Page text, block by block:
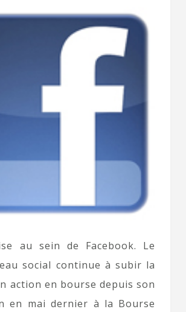
au sein de Facebook. Le
social continue à subir la
action en bourse depuis son
en mai dernier à la Bourse